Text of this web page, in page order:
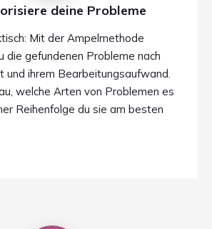
deine Probleme
Mit der Ampelmethode
die gefundenen Probleme nach
und ihrem Bearbeitungsaufwand.
welche Arten von Problemen es
Reihenfolge du sie am besten